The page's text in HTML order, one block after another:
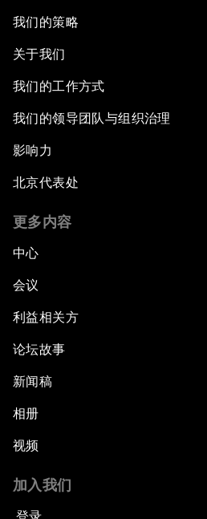
我们的策略
关于我们
我们的工作方式
我们的领导团队与组织治理
影响力
北京代表处
更多内容
中心
会议
利益相关方
论坛故事
新闻稿
相册
视频
加入我们